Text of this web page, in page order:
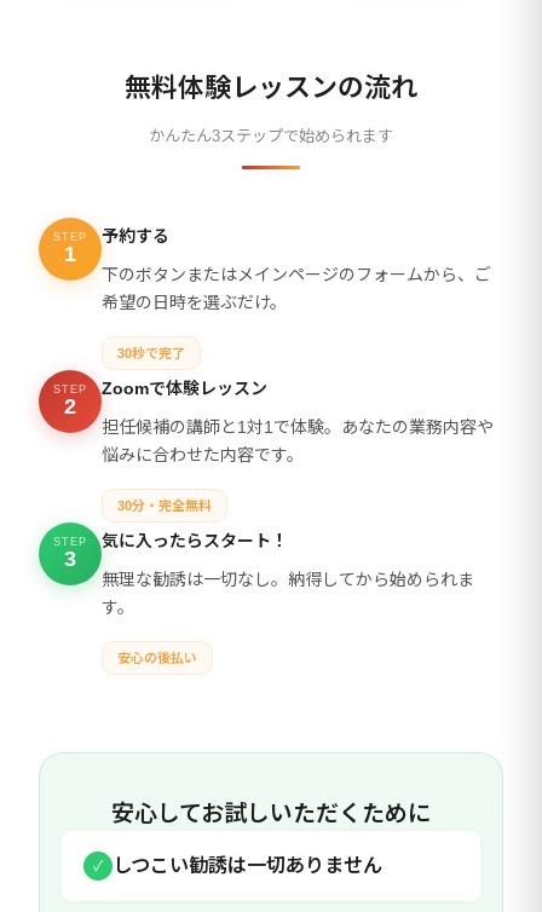
無料体験レッスンの流れ
かんたん3ステップで始められます
STEP
1
予約する
下のボタンまたはメインページのフォームから、ご
希望の日時を選ぶだけ。
30秒で完了
STEP
2
Zoomで体験レッスン
担任候補の講師と1対1で体験。あなたの業務内容や
悩みに合わせた内容です。
30分・完全無料
STEP
3
気に入ったらスタート！
無理な勧誘は一切なし。納得してから始められま
す。
安心の後払い
安心してお試しいただくために
✓ しつこい勧誘は一切ありません